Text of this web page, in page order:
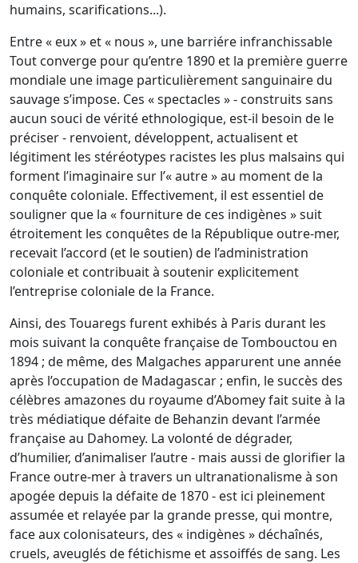
humains, scarifications...).
Entre « eux » et « nous », une barriére infranchissable
Tout converge pour qu’entre 1890 et la première guerre
mondiale une image particulièrement sanguinaire du
sauvage s’impose. Ces « spectacles » - construits sans
aucun souci de vérité ethnologique, est-il besoin de le
préciser - renvoient, développent, actualisent et
légitiment les stéréotypes racistes les plus malsains qui
forment l’imaginaire sur l’« autre » au moment de la
conquête coloniale. Effectivement, il est essentiel de
souligner que la « fourniture de ces indigènes » suit
étroitement les conquêtes de la République outre-mer,
recevait l’accord (et le soutien) de l’administration
coloniale et contribuait à soutenir explicitement
l’entreprise coloniale de la France.
Ainsi, des Touaregs furent exhibés à Paris durant les
mois suivant la conquête française de Tombouctou en
1894 ; de même, des Malgaches apparurent une année
après l’occupation de Madagascar ; enfin, le succès des
célèbres amazones du royaume d’Abomey fait suite à la
très médiatique défaite de Behanzin devant l’armée
française au Dahomey. La volonté de dégrader,
d’humilier, d’animaliser l’autre - mais aussi de glorifier la
France outre-mer à travers un ultranationalisme à son
apogée depuis la défaite de 1870 - est ici pleinement
assumée et relayée par la grande presse, qui montre,
face aux colonisateurs, des « indigènes » déchaînés,
cruels, aveuglés de fétichisme et assoiffés de sang. Les